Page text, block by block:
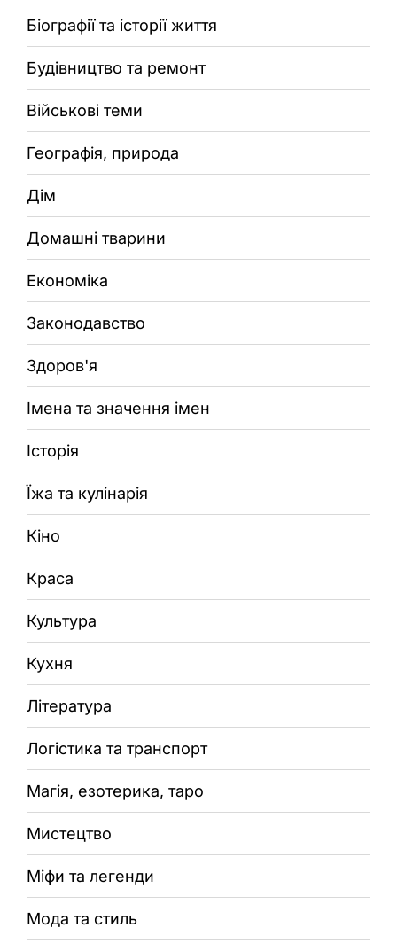
Біографії та історії життя
Будівництво та ремонт
Військові теми
Географія, природа
Дім
Домашні тварини
Економіка
Законодавство
Здоров'я
Імена та значення імен
Історія
Їжа та кулінарія
Кіно
Краса
Культура
Кухня
Література
Логістика та транспорт
Магія, езотерика, таро
Мистецтво
Міфи та легенди
Мода та стиль